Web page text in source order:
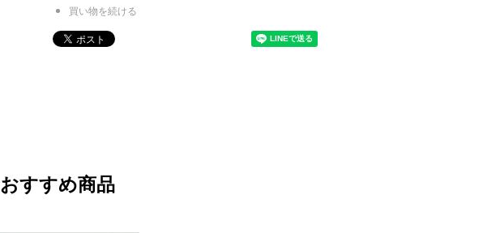
買い物を続ける
おすすめ商品